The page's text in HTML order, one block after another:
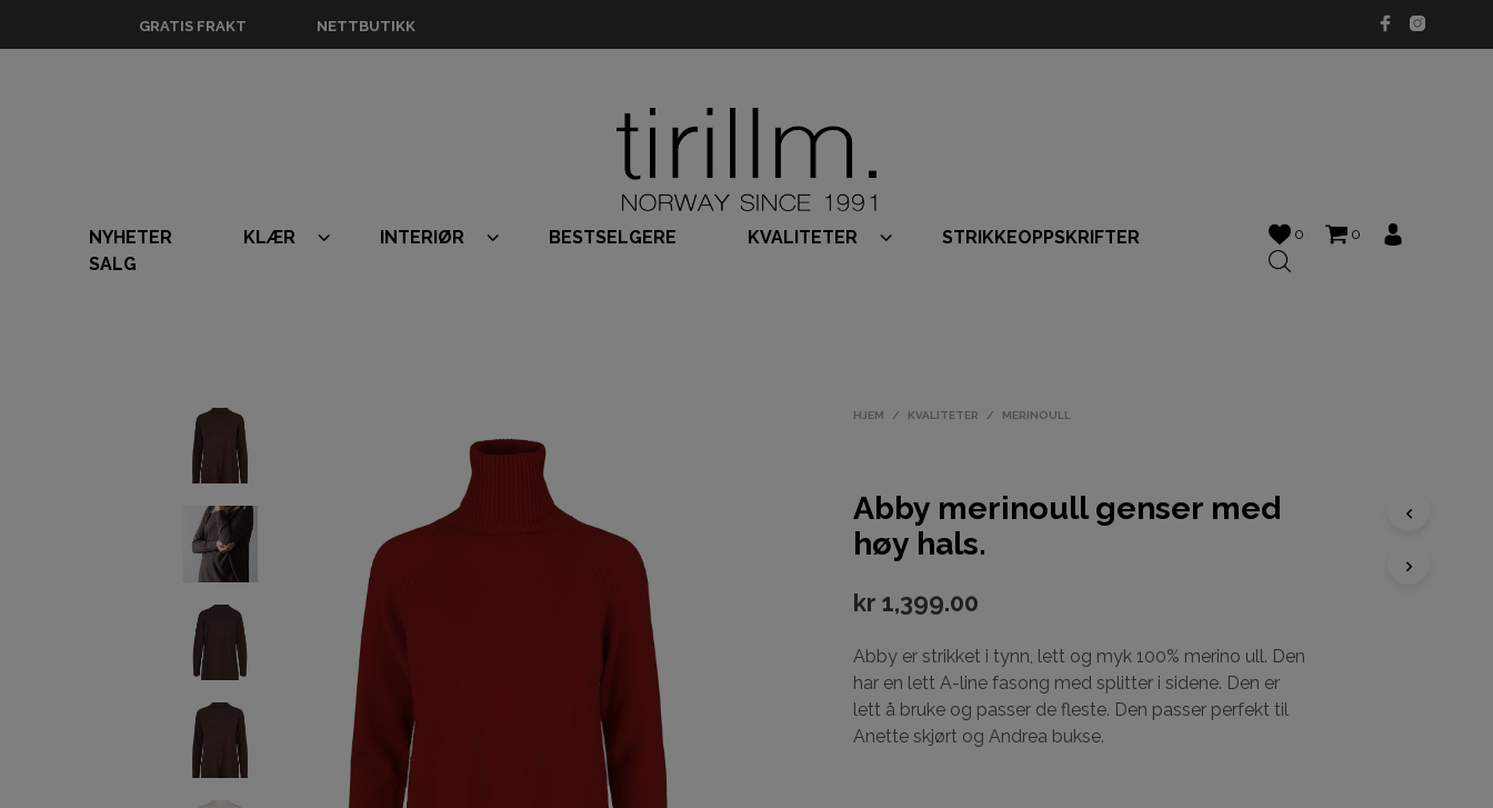
GRATIS FRAKT NETTBUTIKK
NYHETER KLÆR INTERIØR BESTSELGERE KVALITETER
STRIKKEOPPSKRIFTER
SALG
0 0
HJEM / KVALITETER / MERINOULL
Abby merinoull genser med
høy hals.
kr 1,399.00
Abby er strikket i tynn, lett og myk 100% merino ull. Den
har en lett A-line fasong med splitter i sidene. Den er
lett å bruke og passer de fleste. Den passer perfekt til
Anette skjørt og Andrea bukse.